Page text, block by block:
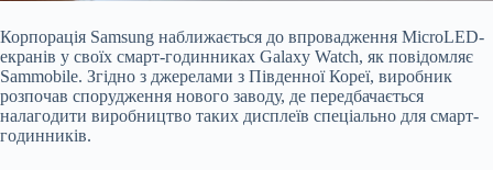
Корпорація Samsung наближається до впровадження MicroLED-
екранів у своїх смарт-годинниках Galaxy Watch, як повідомляє
Sammobile. Згідно з джерелами з Південної Кореї, виробник
розпочав спорудження нового заводу, де передбачається
налагодити виробництво таких дисплеїв спеціально для смарт-
годинників.